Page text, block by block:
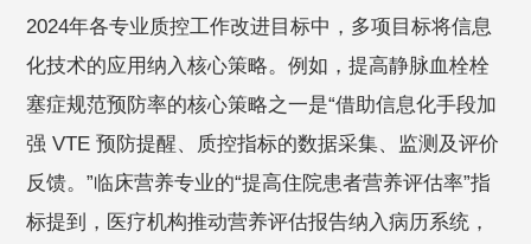
2024年各专业质控工作改进目标中，多项目标将信息
化技术的应用纳入核心策略。例如，提高静脉血栓栓
塞症规范预防率的核心策略之一是“借助信息化手段加
强 VTE 预防提醒、质控指标的数据采集、监测及评价
反馈。”临床营养专业的“提高住院患者营养评估率”指
标提到，医疗机构推动营养评估报告纳入病历系统，